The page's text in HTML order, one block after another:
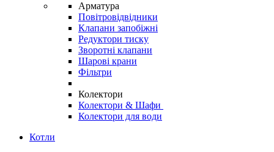
Арматура
Повітровідвідники
Клапани запобіжні
Редуктори тиску
Зворотні клапани
Шарові крани
Фільтри
Колектори
Колектори & Шафи
Колектори для води
Котли